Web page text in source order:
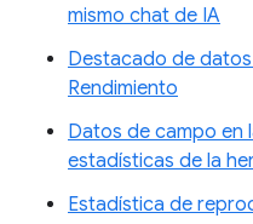
mismo chat de IA
Destacado de
Rendimiento
Datos de campo en
estadísticas de la
Estadística de